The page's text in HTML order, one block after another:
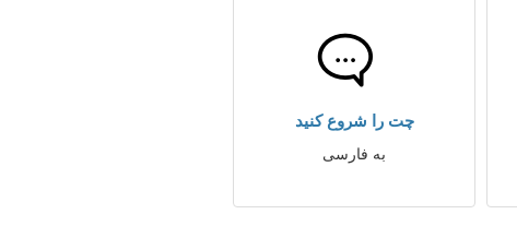
چت را شروع کنید
به فارسی